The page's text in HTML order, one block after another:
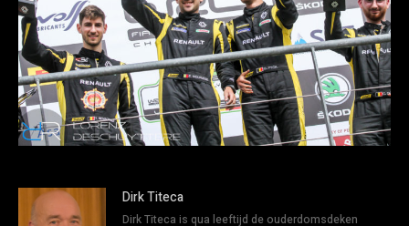
Dirk Titeca
Dirk Titeca is qua leeftijd de ouderdomsdeken